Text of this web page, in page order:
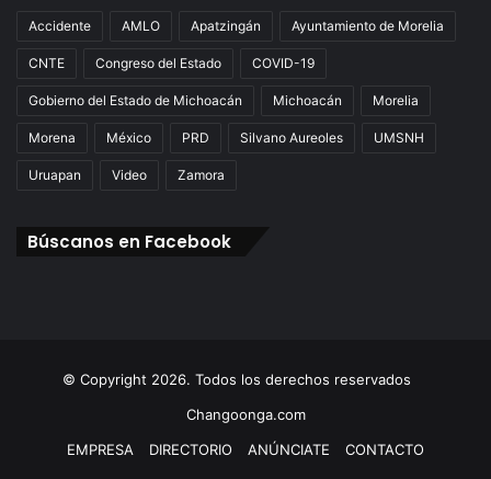
Accidente AMLO Apatzingán Ayuntamiento de Morelia
CNTE Congreso del Estado COVID-19
Gobierno del Estado de Michoacán Michoacán Morelia
Morena México PRD Silvano Aureoles UMSNH
Uruapan Video Zamora
Búscanos en Facebook
© Copyright 2026. Todos los derechos reservados
Changoonga.com
EMPRESA
DIRECTORIO ANÚNCIATE CONTACTO